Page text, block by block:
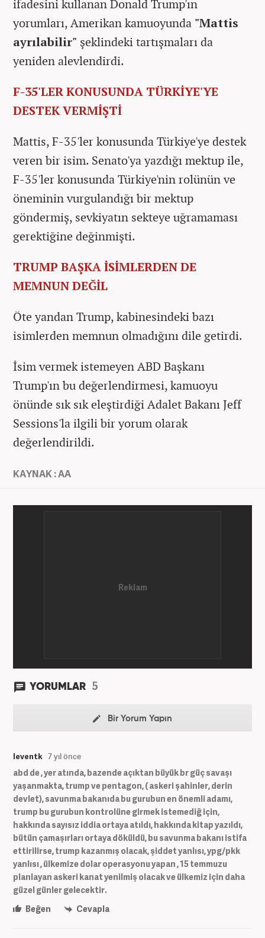
ifadesini kullanan Donald Trump'ın
yorumları, Amerikan kamuoyunda "Mattis
ayrılabilir" şeklindeki tartışmaları da
yeniden alevlendirdi.
F-35'LER KONUSUNDA TÜRKİYE'YE
DESTEK VERMİŞTİ
Mattis, F-35'ler konusunda Türkiye'ye destek
veren bir isim. Senato'ya yazdığı mektup ile,
F-35'ler konusunda Türkiye'nin rolünün ve
öneminin vurgulandığı bir mektup
göndermiş, sevkiyatın sekteye uğramaması
gerektiğine değinmişti.
TRUMP BAŞKA İSİMLERDEN DE
MEMNUN DEĞİL
Öte yandan Trump, kabinesindeki bazı
isimlerden memnun olmadığını dile getirdi.
İsim vermek istemeyen ABD Başkanı
Trump'ın bu değerlendirmesi, kamuoyu
önünde sık sık eleştirdiği Adalet Bakanı Jeff
Sessions'la ilgili bir yorum olarak
değerlendirildi.
KAYNAK : AA
YORUMLAR 5
Bir Yorum Yapın
leventk 7 yıl önce
abd de , yer atında, bazende açıktan büyük br güç savaşı
yaşanmakta, trump ve pentagon, ( askeri şahinler, derin
devlet), savunma bakanıda bu gurubun en önemli adamı,
trump bu gurubun kontrolüne girmek istemediğ için,
hakkında sayısız iddia ortaya atıldı, hakkında kitap yazıldı,
bütün çamaşırları ortaya döküldü, bu savunma bakanı istifa
ettirilirse, trump kazanmış olacak, şiddet yanlısı, ypg/pkk
yanlısı , ülkemize dolar operasyonu yapan , 15 temmuzu
planlayan askeri kanat yenilmiş olacak ve ülkemiz için daha
güzel günler gelecektir.
Beğen
Cevapla